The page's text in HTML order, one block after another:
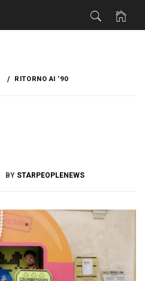
RITORNO AI ’90
BY STARPEOPLENEWS